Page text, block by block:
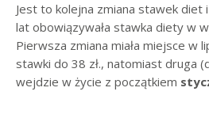
Jest to kolejna zmiana stawek diet
lat obowiązywała stawka diety w
Pierwsza zmiana miała miejsce w
stawki do 38 zł., natomiast druga
wejdzie w życie z początkiem